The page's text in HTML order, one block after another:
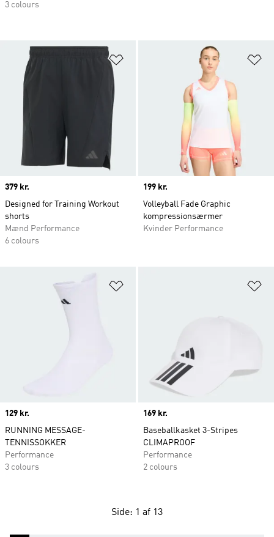
Price
379 kr.
Designed for Training Workout
shorts
Mænd Performance
6 colours
Price
199 kr.
Volleyball Fade Graphic
kompressionsærmer
Kvinder Performance
Price
129 kr.
RUNNING MESSAGE-
TENNISSOKKER
Performance
3 colours
Price
169 kr.
Baseballkasket 3-Stripes
CLIMAPROOF
Performance
2 colours
3 colours
Side: 1 af 13